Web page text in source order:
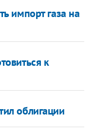
импорт газа на
к
облигации